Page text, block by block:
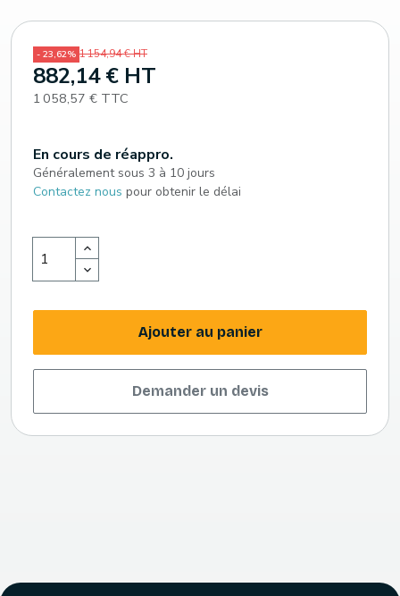
- 23,62% 1 154,94 € HT
882,14 € HT
1 058,57 € TTC
En cours de réappro.
Généralement sous 3 à 10 jours
Contactez nous pour obtenir le délai
Ajouter au panier
Demander un devis